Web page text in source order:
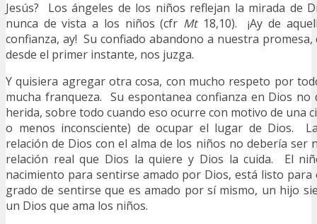
Jesús? Los ángeles de los niños reflejan la mirada de
nunca de vista a los niños (cfr Mt18,10). ¡Ay de
confianza, ay! Su confiado abandono a nuestra
desde el primer instante, nos juzga.
Y quisiera agregar otra cosa, con mucho respeto por
mucha franqueza. Su espontanea confianza en Dios no
herida, sobre todo cuando eso ocurre con motivo de una
o menos inconsciente) de ocupar el lugar de Dios.
relación de Dios con el alma de los niños no debería ser
relación real que Dios la quiere y Dios la cuida. El
nacimiento para sentirse amado por Dios, está listo
grado de sentirse que es amado por sí mismo, un hijo
un Dios que ama los niños.